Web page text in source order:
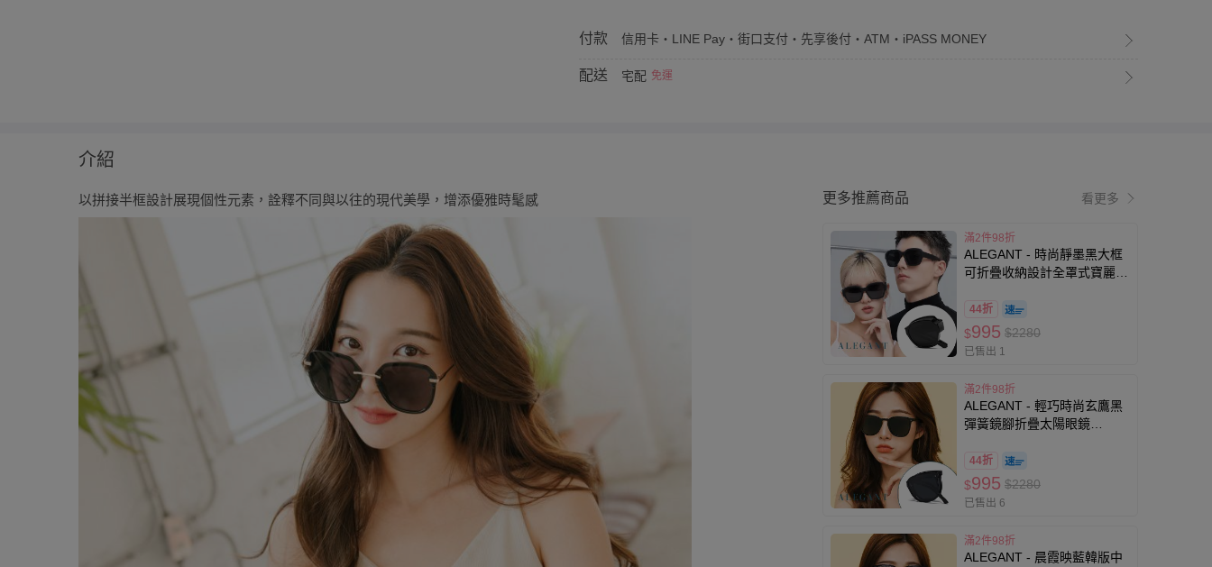
付款 信用卡・LINE Pay・街口支付・先享後付・ATM・iPASS MONEY
配送 宅配 免運
介紹
以拼接半框設計展現個性元素，詮釋不同與以往的現代美學，增添優雅時髦感 更多推薦商品 看更多
滿2件98折
ALEGANT - 時尚靜墨黑大框
可折疊收納設計全罩式寶麗來
眼鏡 (靜墨黑)
44折
$995 $2280
已售出 1
滿2件98折
ALEGANT - 輕巧時尚玄鷹黑
彈簧鏡腳折疊太陽眼鏡
44折
$995 $2280
已售出 6
滿2件98折
ALEGANT - 晨霞映藍韓版中